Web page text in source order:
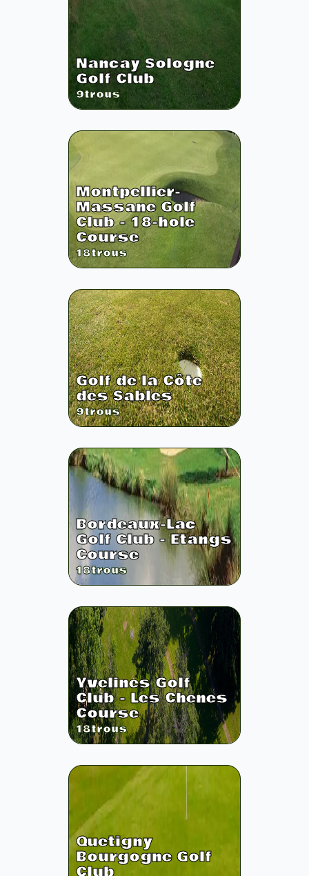
Nancay Sologne
Golf Club
9trous
Montpellier-
Massane Golf
Club - 18-hole
Course
18trous
Golf de la Côte
des Sables
9trous
Bordeaux-Lac
Golf Club - Etangs
Course
18trous
Yvelines Golf
Club - Les Chenes
Course
18trous
Quetigny
Bourgogne Golf